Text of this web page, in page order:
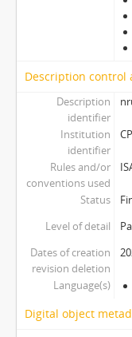
Description control
Description
identifier
Institution
identifier
Rules and/or
conventions used
Status
Level of detail
Dates of creation
revision deletion
Language(s)
Digital object